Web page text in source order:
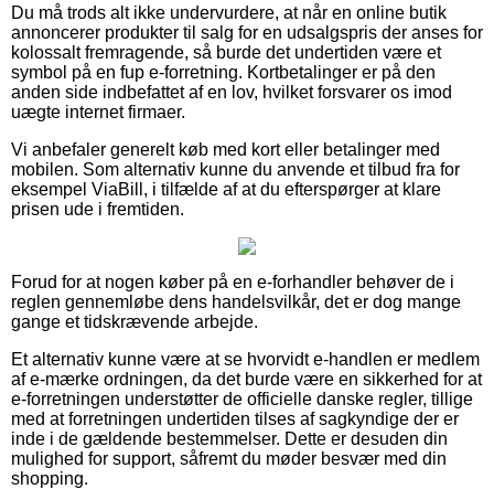
Du må trods alt ikke undervurdere, at når en online butik
annoncerer produkter til salg for en udsalgspris der anses for
kolossalt fremragende, så burde det undertiden være et
symbol på en fup e-forretning. Kortbetalinger er på den
anden side indbefattet af en lov, hvilket forsvarer os imod
uægte internet firmaer.
Vi anbefaler generelt køb med kort eller betalinger med
mobilen. Som alternativ kunne du anvende et tilbud fra for
eksempel ViaBill, i tilfælde af at du efterspørger at klare
prisen ude i fremtiden.
Forud for at nogen køber på en e-forhandler behøver de i
reglen gennemløbe dens handelsvilkår, det er dog mange
gange et tidskrævende arbejde.
Et alternativ kunne være at se hvorvidt e-handlen er medlem
af e-mærke ordningen, da det burde være en sikkerhed for at
e-forretningen understøtter de officielle danske regler, tillige
med at forretningen undertiden tilses af sagkyndige der er
inde i de gældende bestemmelser. Dette er desuden din
mulighed for support, såfremt du møder besvær med din
shopping.